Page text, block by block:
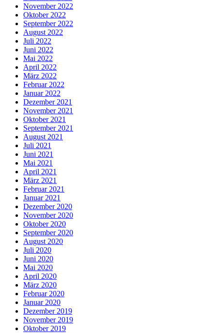
November 2022
Oktober 2022
September 2022
August 2022
Juli 2022
Juni 2022
Mai 2022
April 2022
März 2022
Februar 2022
Januar 2022
Dezember 2021
November 2021
Oktober 2021
September 2021
August 2021
Juli 2021
Juni 2021
Mai 2021
April 2021
März 2021
Februar 2021
Januar 2021
Dezember 2020
November 2020
Oktober 2020
September 2020
August 2020
Juli 2020
Juni 2020
Mai 2020
April 2020
März 2020
Februar 2020
Januar 2020
Dezember 2019
November 2019
Oktober 2019